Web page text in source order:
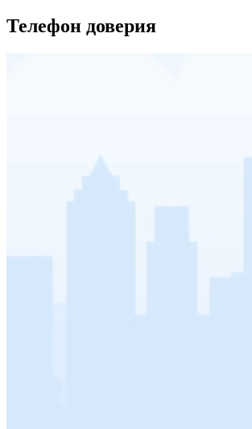
Телефон доверия